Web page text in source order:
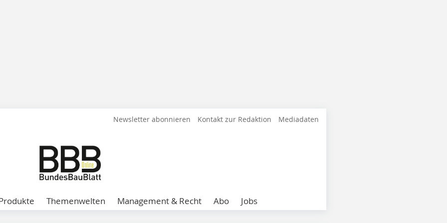
Newsletter abonnieren Kontakt zur Redaktion Mediadaten
Themenwelten Management & Recht Abo Jobs